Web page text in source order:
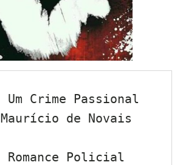
Um Crime Passional
Maurício de Novais
Romance Policial